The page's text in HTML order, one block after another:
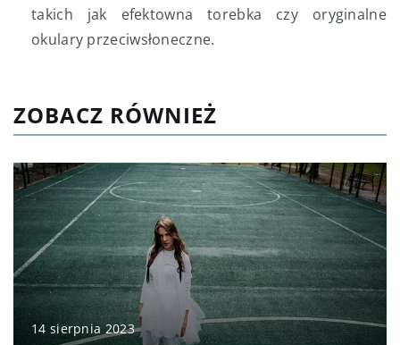
takich jak efektowna torebka czy oryginalne
okulary przeciwsłoneczne.
ZOBACZ RÓWNIEŻ
14 sierpnia 2023